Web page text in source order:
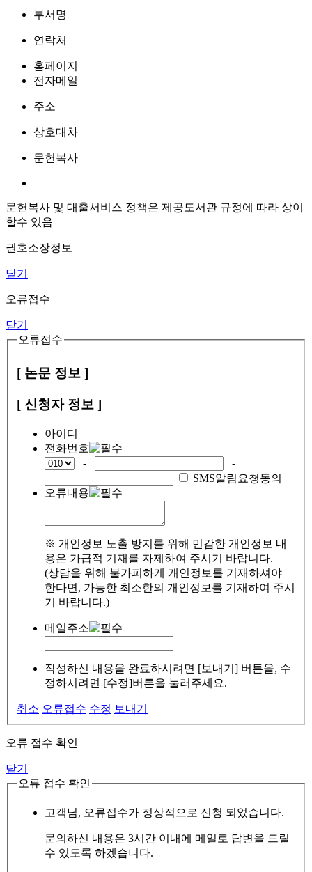
부서명
연락처
홈페이지
전자메일
주소
상호대차
문헌복사
문헌복사 및 대출서비스 정책은 제공도서관 규정에 따라 상이
할수 있음
권호소장정보
닫기
오류접수
닫기
오류접수
[ 논문 정보 ]
[ 신청자 정보 ]
아이디
전화번호
-
-
SMS알림요청동의
오류내용
※ 개인정보 노출 방지를 위해 민감한 개인정보 내
용은 가급적 기재를 자제하여 주시기 바랍니다.
(상담을 위해 불가피하게 개인정보를 기재하셔야
한다면, 가능한 최소한의 개인정보를 기재하여 주시
기 바랍니다.)
메일주소
작성하신 내용을 완료하시려면 [보내기] 버튼을, 수
정하시려면 [수정]버튼을 눌러주세요.
취소 오류접수 수정 보내기
오류 접수 확인
닫기
오류 접수 확인
고객님, 오류접수가 정상적으로 신청 되었습니다.
문의하신 내용은 3시간 이내에 메일로 답변을 드릴
수 있도록 하겠습니다.